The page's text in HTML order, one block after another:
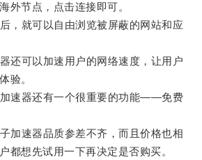
外节点，点击连接即可。
就可以自由浏览被屏蔽的网站和应
可以加速用户的网络速度，让用户
验。
器还有一个很重要的功能——免费
速器品质参差不齐，而且价格也相
都想先试用一下再决定是否购买。